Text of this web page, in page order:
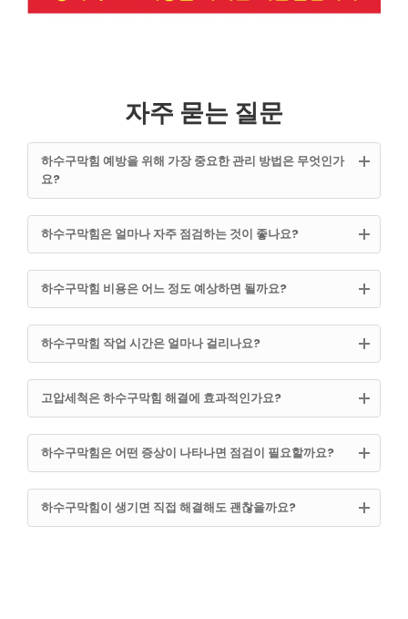
자주 묻는 질문
하수구막힘 예방을 위해 가장 중요한 관리 방법은 무엇인가
요?
하수구막힘은 얼마나 자주 점검하는 것이 좋나요?
하수구막힘 비용은 어느 정도 예상하면 될까요?
하수구막힘 작업 시간은 얼마나 걸리나요?
고압세척은 하수구막힘 해결에 효과적인가요?
하수구막힘은 어떤 증상이 나타나면 점검이 필요할까요?
하수구막힘이 생기면 직접 해결해도 괜찮을까요?